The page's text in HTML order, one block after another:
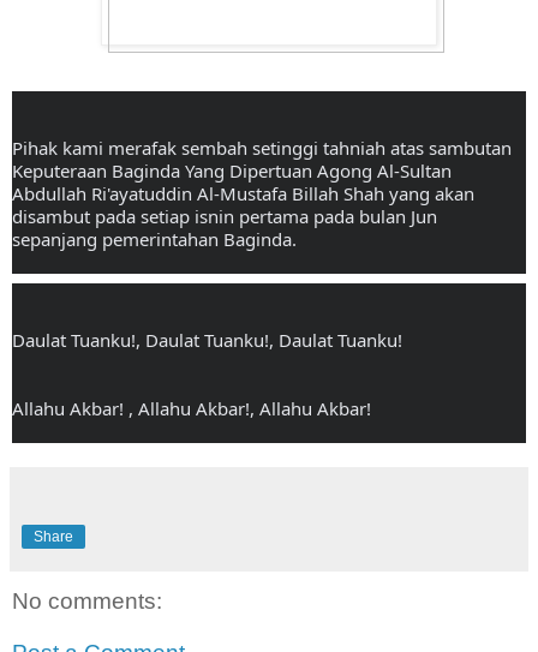
Pihak kami merafak sembah setinggi tahniah atas sambutan
Keputeraan Baginda Yang Dipertuan Agong Al-Sultan
Abdullah Ri'ayatuddin Al-Mustafa Billah Shah yang akan
disambut pada setiap isnin pertama pada bulan Jun
sepanjang pemerintahan Baginda.
Daulat Tuanku!, Daulat Tuanku!, Daulat Tuanku!
Allahu Akbar! , Allahu Akbar!, Allahu Akbar!
Share
No comments: